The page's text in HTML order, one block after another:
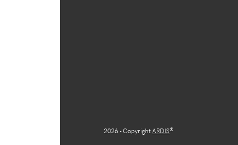
2026 - Copyright ARDIS®